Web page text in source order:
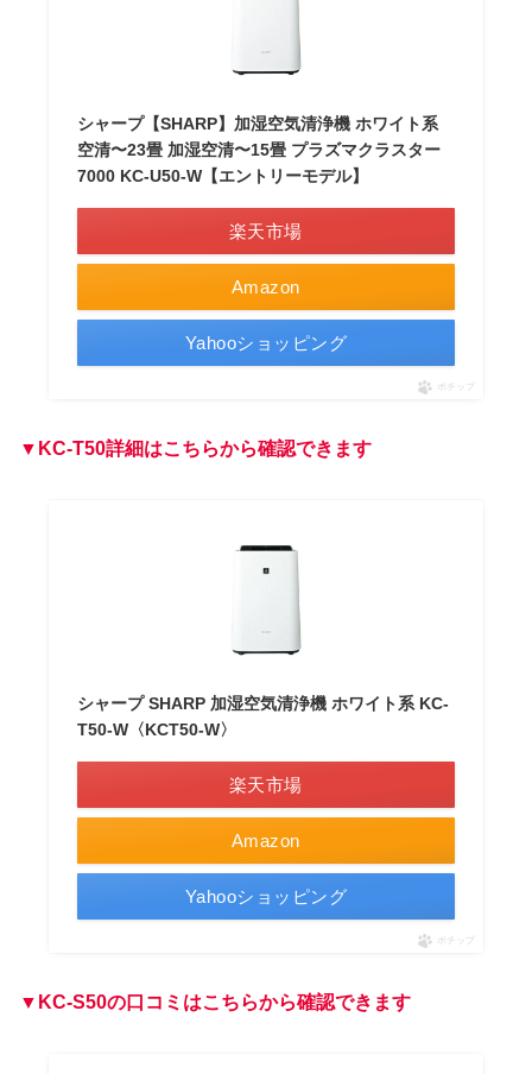
シャープ【SHARP】加湿空気清浄機 ホワイト系
空清〜23畳 加湿空清〜15畳 プラズマクラスター
7000 KC-U50-W【エントリーモデル】
Amazon
楽天市場
Yahooショッピング
ポチップ
▼KC-T50詳細はこちらから確認できます
シャープ SHARP 加湿空気清浄機 ホワイト系 KC-
T50-W〈KCT50-W〉
Amazon
楽天市場
Yahooショッピング
ポチップ
▼KC-S50の口コミはこちらから確認できます